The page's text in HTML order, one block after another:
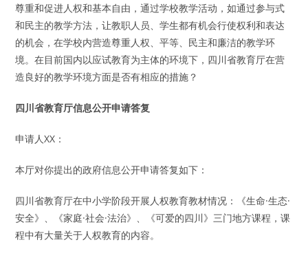
尊重和促进人权和基本自由，通过学校教学活动，如通过参与式
和民主的教学方法，让教职人员、学生都有机会行使权利和表达
的机会，在学校内营造尊重人权、平等、民主和廉洁的教学环
境。在目前国内以应试教育为主体的环境下，四川省教育厅在营
造良好的教学环境方面是否有相应的措施？
四川省教育厅信息公开申请答复
申请人XX：
本厅对你提出的政府信息公开申请答复如下：
四川省教育厅在中小学阶段开展人权教育教材情况：《生命·生态·
安全》、《家庭·社会·法治》、《可爱的四川》三门地方课程，课
程中有大量关于人权教育的内容。